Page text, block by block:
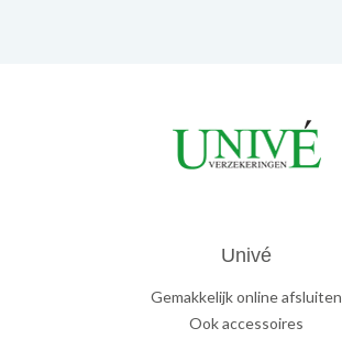
Univé
Gemakkelijk online afsluiten
Ook accessoires